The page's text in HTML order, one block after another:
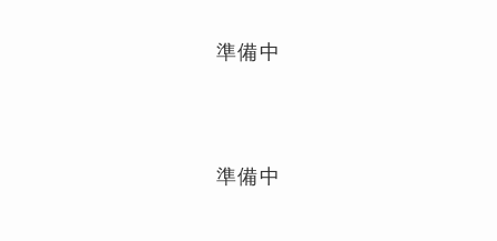
準備中
準備中